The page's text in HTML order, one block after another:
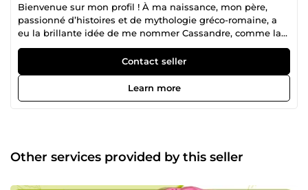
Bienvenue sur mon profil ! À ma naissance, mon père,
passionné d’histoires et de mythologie gréco-romaine, a
eu la brillante idée de me nommer Cassandre, comme la
célèbre princesse de Troie. Si vous ne la connaissez pas, ce
n’est pas grave 🙂. Cassandre était la fille du roi Priam et
de la reine Hécube : une prophétesse capable de prédire
l’avenir et qui a joué un rôle important dans la guerre de
Troie. Son histoire est aussi longue que passionnante,
projets **😄 (je plaisante… quoique 😐). Je suis passionnée
par le dessin, le manga et les comics. Petite, le dessin et la
Contact seller
Learn more
Other services provided by this seller